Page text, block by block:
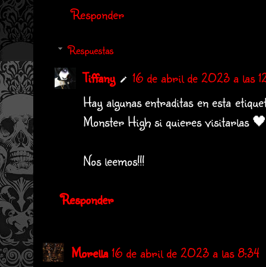
Responder
Respuestas
Tiffany
16 de abril de 2023 a las
Hay algunas entraditas en esta
Monster High si quieres visitarlas 🖤
Nos leemos!!!
Responder
Morella16 de abril de 2023 a las 8:34